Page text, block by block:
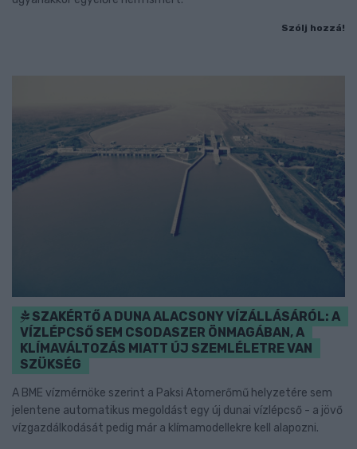
Szólj hozzá!
SZAKÉRTŐ A DUNA ALACSONY VÍZÁLLÁSÁRÓL: A
VÍZLÉPCSŐ SEM CSODASZER ÖNMAGÁBAN, A
KLÍMAVÁLTOZÁS MIATT ÚJ SZEMLÉLETRE VAN
SZÜKSÉG
A BME vízmérnöke szerint a Paksi Atomerőmű helyzetére sem
jelentene automatikus megoldást egy új dunai vízlépcső - a jövő
vízgazdálkodását pedig már a klímamodellekre kell alapozni.